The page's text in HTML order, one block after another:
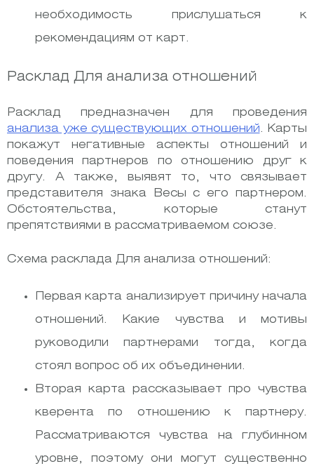
необходимость прислушаться к
рекомендациям от карт.
Расклад Для анализа отношений
Расклад предназначен для проведения
анализа уже существующих отношений . Карты
покажут негативные аспекты отношений и
поведения партнеров по отношению друг к
другу. А также, выявят то, что связывает
представителя знака Весы с его партнером.
Обстоятельства, которые станут
препятствиями в рассматриваемом союзе.
Схема расклада Для анализа отношений:
Первая карта анализирует причину начала
отношений. Какие чувства и мотивы
руководили партнерами тогда, когда
стоял вопрос об их объединении.
Вторая карта рассказывает про чувства
кверента по отношению к партнеру.
Рассматриваются чувства на глубинном
уровне, поэтому они могут существенно